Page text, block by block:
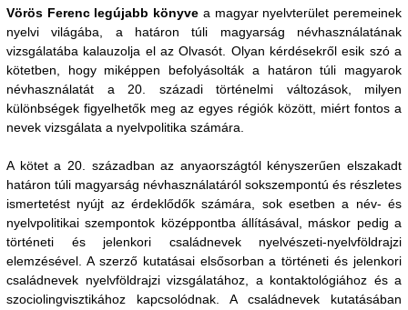
Vörös Ferenc legújabb könyve a magyar nyelvterület peremeinek
nyelvi világába, a határon túli magyarság névhasználatának
vizsgálatába kalauzolja el az Olvasót. Olyan kérdésekről esik szó a
kötetben, hogy miképpen befolyásolták a határon túli magyarok
névhasználatát a 20. századi történelmi változások, milyen
különbségek figyelhetők meg az egyes régiók között, miért fontos a
nevek vizsgálata a nyelvpolitika számára.
A kötet a 20. században az anyaországtól kényszerűen elszakadt
határon túli magyarság névhasználatáról sokszempontú és részletes
ismertetést nyújt az érdeklődők számára, sok esetben a név- és
nyelvpolitikai szempontok középpontba állításával, máskor pedig a
történeti és jelenkori családnevek nyelvészeti-nyelvföldrajzi
elemzésével. A szerző kutatásai elsősorban a történeti és jelenkori
családnevek nyelvföldrajzi vizsgálatához, a kontaktológiához és a
szociolingvisztikához kapcsolódnak. A családnevek kutatásában